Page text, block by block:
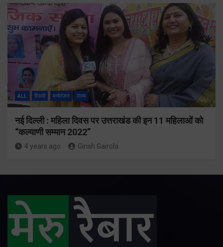
ALL दिल्ली मनोरंजन राज्य
नई दिल्ली : महिला दिवस पर उत्तराखंड की इन 11 महिलाओं को
“कल्याणी सम्मान 2022”
4 years ago Girish Gairola